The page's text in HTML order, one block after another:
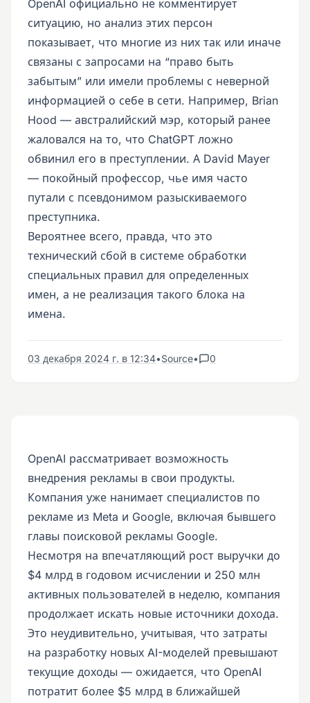
OpenAI официально не комментирует
ситуацию, но анализ этих персон
показывает, что многие из них так или иначе
связаны с запросами на “право быть
забытым” или имели проблемы с неверной
информацией о себе в сети. Например, Brian
Hood — австралийский мэр, который ранее
жаловался на то, что ChatGPT ложно
обвинил его в преступлении. А David Mayer
— покойный профессор, чье имя часто
путали с псевдонимом разыскиваемого
преступника.
Вероятнее всего, правда, что это
технический сбой в системе обработки
специальных правил для определенных
имен, а не реализация такого блока на
имена.
03 декабря 2024 г. в 12:34•Source• 0
OpenAI рассматривает возможность
внедрения рекламы в свои продукты.
Компания уже нанимает специалистов по
рекламе из Meta и Google, включая бывшего
главы поисковой рекламы Google.
Несмотря на впечатляющий рост выручки до
$4 млрд в годовом исчислении и 250 млн
активных пользователей в неделю, компания
продолжает искать новые источники дохода.
Это неудивительно, учитывая, что затраты
на разработку новых AI-моделей превышают
текущие доходы — ожидается, что OpenAI
потратит более $5 млрд в ближайшей